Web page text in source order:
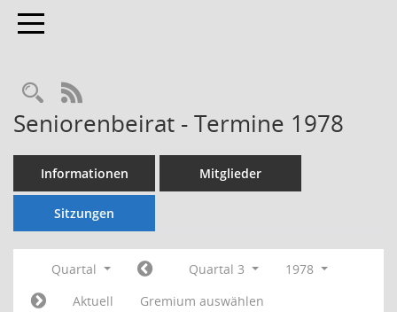
Toggle navigation
Rechercheauswahl
RSS-Feed
Seniorenbeirat - Termine 1978
Informationen Mitglieder
Sitzungen
Quartal Quartal 3
1978
Aktuell
Gremium auswählen